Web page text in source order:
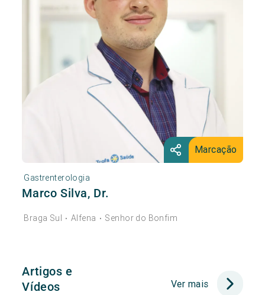
Marcação
Gastrenterologia
Marco Silva, Dr.
Braga Sul • Alfena • Senhor do Bonfim
Artigos e
Vídeos
Ver mais